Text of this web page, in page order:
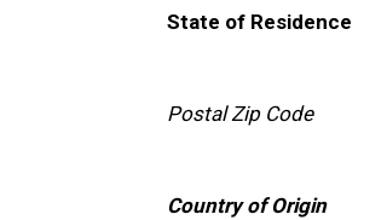
State of Residence
Postal Zip Code
Country of Origin